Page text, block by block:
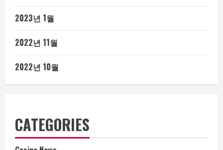
2023년 1월
2022년 11월
2022년 10월
CATEGORIES